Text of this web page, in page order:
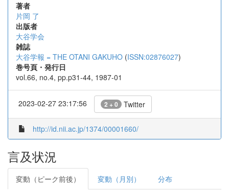
著者
片岡 了
出版者
大谷学会
雑誌
大谷学報 = THE OTANI GAKUHO (ISSN:02876027)
巻号頁・発行日
vol.66, no.4, pp.p31-44, 1987-01
2023-02-27 23:17:56 2 + 0 Twitter
http://id.nii.ac.jp/1374/00001660/
言及状況
変動（ピーク前後） 変動（月別） 分布